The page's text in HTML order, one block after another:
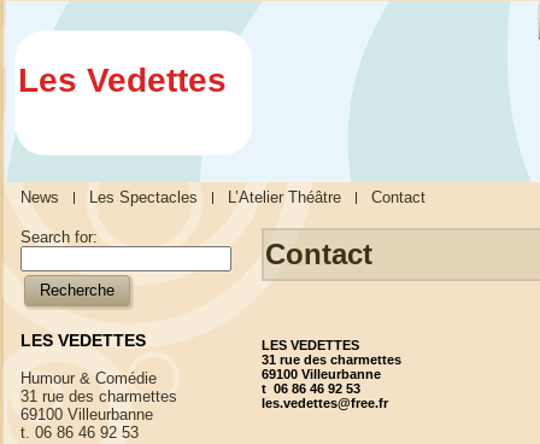
Les Vedettes
News Les Spectacles L’Atelier Théâtre Contact
Search for:
LES VEDETTES
Humour & Comédie
31 rue des charmettes
69100 Villeurbanne
t. 06 86 46 92 53
Contact
LES VEDETTES
31 rue des charmettes
69100 Villeurbanne
t 06 86 46 92 53
les.vedettes@free.fr